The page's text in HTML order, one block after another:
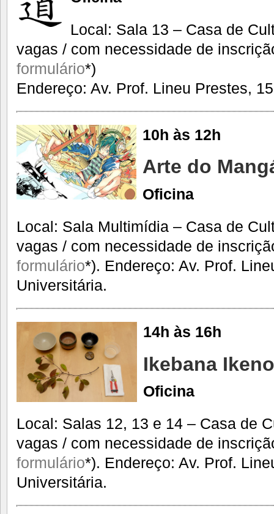
Local: Sala 13 – Casa de
vagas / com necessidade de
formulário*)
Endereço: Av. Prof. Lineu Prestes,
10h às 12h
Arte do
Oficina
Local: Sala Multimídia – Casa de
vagas / com necessidade de
formulário*). Endereço: Av. Prof.
Universitária.
14h às 16h
Ikebana
Oficina
Local: Salas 12, 13 e 14 – Casa de
vagas / com necessidade de
formulário*). Endereço: Av. Prof.
Universitária.